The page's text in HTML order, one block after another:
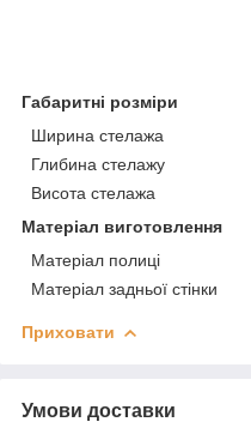
Габаритні розміри
Ширина стелажа
Глибина стелажу
Висота стелажа
Матеріал виготовлення
Матеріал полиці
Матеріал задньої стінки
Приховати
Умови доставки